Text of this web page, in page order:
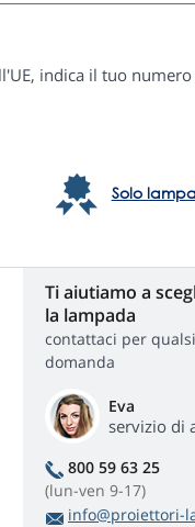
indica il tuo
Solo
Ti aiutiamo a
la lampada
contattaci per
domanda
Eva
servizio di
800 59 63 25
(lun-ven 9-17)
info@proiettori-